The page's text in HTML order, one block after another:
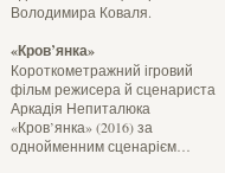
Володимира Коваля.
«Кров’янка»
Короткометражний ігровий
фільм режисера й сценариста
Аркадія Непиталюка
«Кров’янка» (2016) за
однойменним сценарієм…